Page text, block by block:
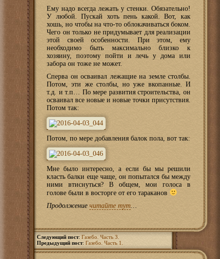
Ему надо всегда лежать у стенки. Обязательно!
У любой. Пускай хоть пень какой. Вот, как
хошь, но чтобы на что-то облокачиваться боком.
Чего он только не придумывает для реализации
этой своей особенности. При этом, ему
необходимо быть максимально близко к
хозяину, поэтому пойти и лечь у дома или
забора он тоже не может.
Сперва он осваивал лежащие на земле столбы.
Потом, эти же столбы, но уже вкопанные. И
т.д. и т.п… По мере развития строительства, он
осваивал все новые и новые точки присутствия.
Потом так:
Потом, по мере добавления балок пола, вот так:
Мне было интересно, а если бы мы решили
класть балки еще чаще, он попытался бы между
ними втиснуться? В общем, мои голоса в
голове были в восторге от его тараканов
Продолжение читайте тут
Следующий пост: Газебо. Часть 3.
Предыдущий пост: Газебо. Часть 1.